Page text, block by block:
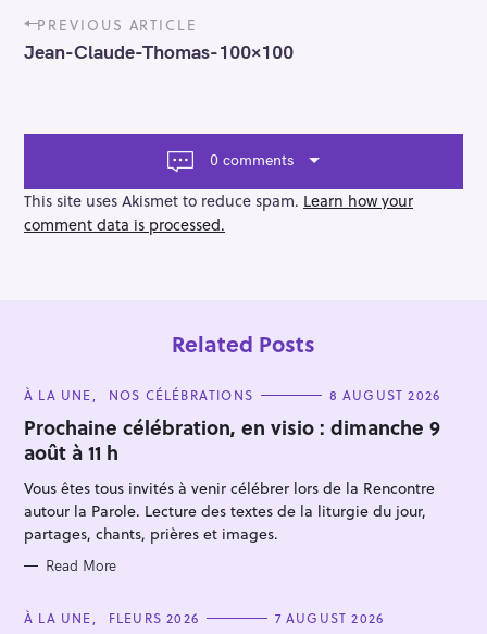
P
o
s
a
g
a
t
PREVIOUS ARTICLE
Jean-Claude-Thomas-100×100
0 comments
This site uses Akismet to reduce spam. Learn how your
comment data is processed.
Related Posts
C
T
E
G
O
R
I
E
S
À LA UNE NOS CÉLÉBRATIONS 8 AUGUST 2026
Prochaine célébration, en visio : dimanche 9
août à 11 h
Vous êtes tous invités à venir célébrer lors de la Rencontre
autour la Parole. Lecture des textes de la liturgie du jour,
partages, chants, prières et images.
Read More
C
À LA UNE FLEURS 2026 7 AUGUST 2026